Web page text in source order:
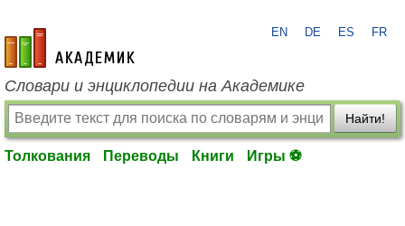
academic.ru
EN DE ES FR
Словари и энциклопедии на Академике
Найти!
Толкования Переводы Книги Игры ⚽